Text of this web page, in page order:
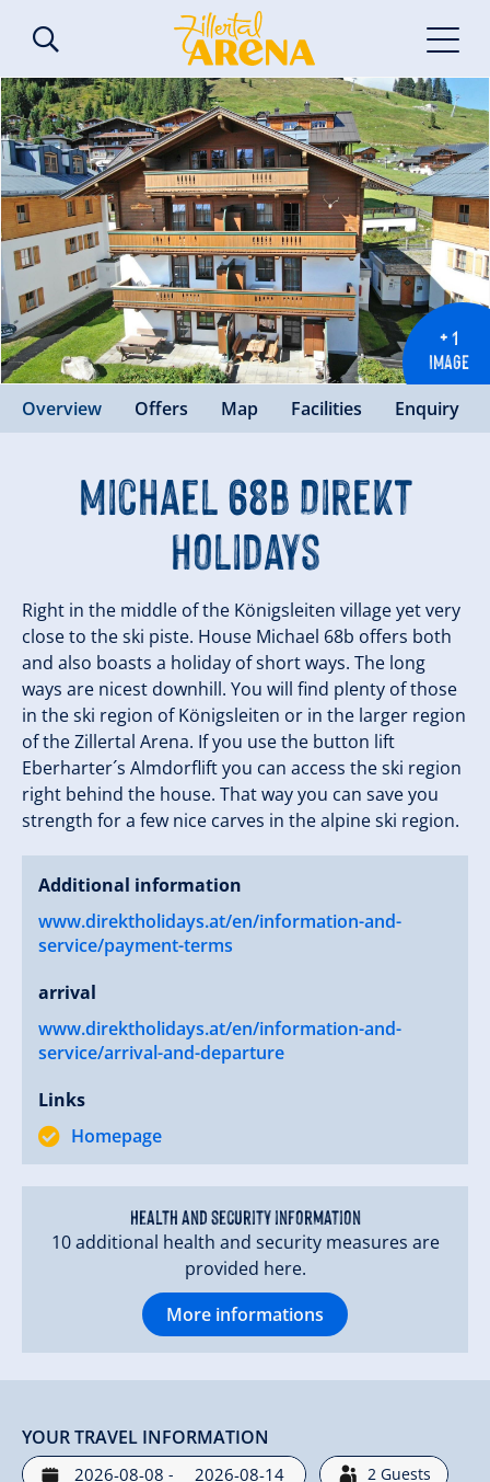
+ 1
IMAGE
Overview Offers Map Facilities Enquiry
Michael 68b Direkt
Holidays
Right in the middle of the Königsleiten village yet very
close to the ski piste. House Michael 68b offers both
and also boasts a holiday of short ways. The long
ways are nicest downhill. You will find plenty of those
in the ski region of Königsleiten or in the larger region
of the Zillertal Arena. If you use the button lift
Eberharter´s Almdorflift you can access the ski region
right behind the house. That way you can save you
strength for a few nice carves in the alpine ski region.
Additional information
www.direktholidays.at/en/information-and-
service/payment-terms
arrival
www.direktholidays.at/en/information-and-
service/arrival-and-departure
Links
Homepage
Health and security information
10 additional health and security measures are
provided here.
More informations
YOUR TRAVEL INFORMATION
- 2 Guests